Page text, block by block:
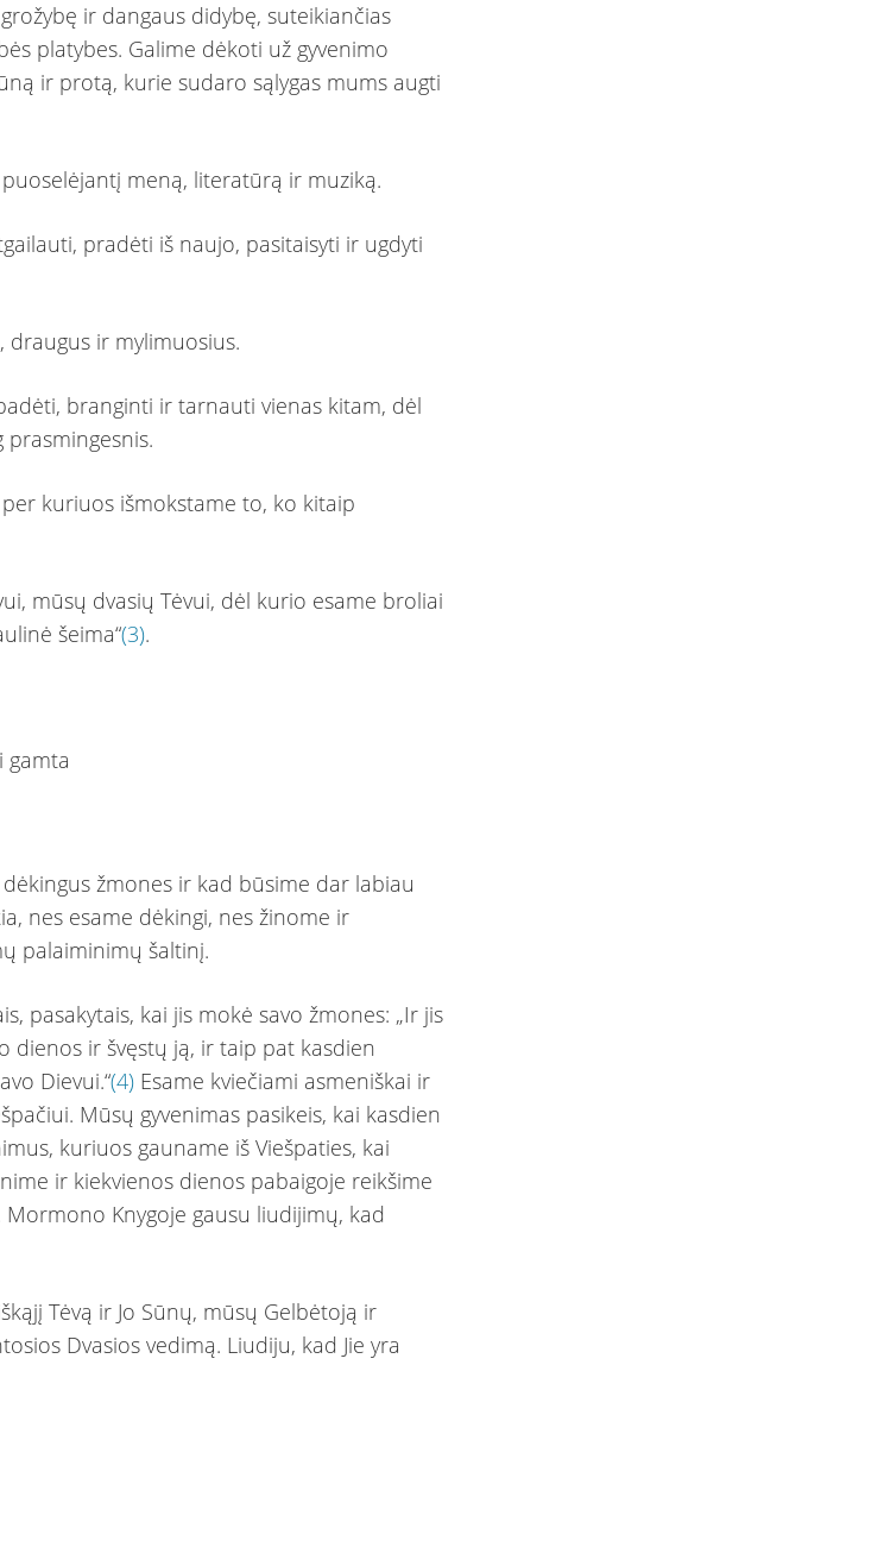
ir dangaus didybę, suteikiančias
platybes. Galime dėkoti už gyvenimo
ir protą, kurie sudaro sąlygas mums augti
meną, literatūrą ir muziką.
pradėti iš naujo, pasitaisyti ir ugdyti
draugus ir mylimuosius.
branginti ir tarnauti vienas kitam, dėl
kuriuos išmokstame to, ko kitaip
mūsų dvasių Tėvui, dėl kurio esame broliai
šeima“(3).
žmones ir kad būsime dar labiau
nes esame dėkingi, nes žinome ir
palaiminimų šaltinį.
pasakytais, kai jis mokė savo žmones: „Ir jis
dienos ir švęstų ją, ir taip pat kasdien
Dievui.“(4) Esame kviečiami asmeniškai ir
Mūsų gyvenimas pasikeis, kai kasdien
kuriuos gauname iš Viešpaties, kai
ir kiekvienos dienos pabaigoje reikšime
Knygoje gausu liudijimų, kad
Tėvą ir Jo Sūnų, mūsų Gelbėtoją ir
Dvasios vedimą. Liudiju, kad Jie yra